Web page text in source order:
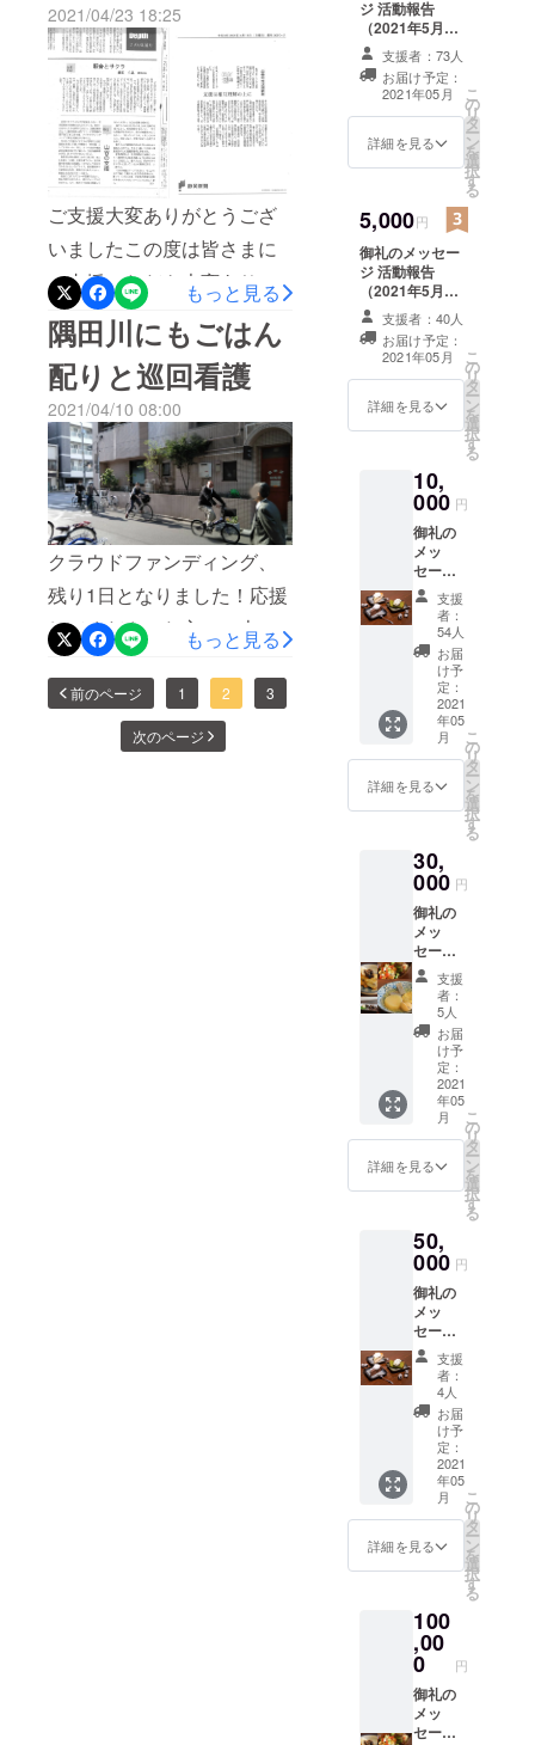
に出来る限り分かりやす
く、と皆さんの表情を確認
しながらお話をしていると
ついつい2時間近く話し続け
てしまいました…笑生活保
護受給はゴールではなく、
地域での自立的生活と健康
維持のためのスタートそし
てそして！こちらがその当
日午前中に作成したスライ
ドです↓現場の色んな人の声
を聴いていると政策提言に
繋げたいと思うばかり…
（その力なし）自己紹介で
も途上国開発支援を目指し
ていたことを申し上げてい
るのですがその分野でよく
言う『魚を与えるのではな
く魚を捕る網を』という視
点が日本の福祉分野に足り
ないことを日々痛感してい
ます。例えるなら、野宿の
緊急支援の段階（魚を与え
2021/04/23 18:25
ご支援大変ありがとうござ
いましたこの度は皆さまに
ご支援いただき大変ありが
とうございました。クラウ
ドファンディング最後の日
にご連絡してからあっとい
う間に日が経ってしまいま
した。御礼のご挨拶が遅く
なってしまって申し訳あり
ません。今後もコロナ禍の
中でも予防に細心の注意を
払いつつ、巡回看護と食事
提供を続けていきます。特
に巡回看護はコツコツと長
い時間をかけて信頼関係を
かけて続けてやっと医療に
繋がる、生活保護に繋が
もっと見る
隅田川にもごはん
配りと巡回看護
2021/04/10 08:00
クラウドファンディング、
残り1日となりました！応援
してくださった方々、本当
にありがとうございます。
報告になかなか時間が割け
ずにいて歯がゆい思いをし
もっと見る
前のページ 1 2 3
次のページ
援の側面で
は居住支
援、就労支
援の他、週
一回の地域
清掃やコロ
ナ禍野宿の
配りのボラ
ンティア活
動を行って
います。
山谷に色ん
な人が訪れ
ること、住
まうこと、
それが地域
なってい
て、そして
その人自身
が生きてい
く力を回復
していく場
所にもなっ
ています。
その特徴を
大きく活か
していくこ
ば、共に地
決を図り、
山谷に住ま
う人がみん
な「山谷」
を誇ること
ができる、
そんな寛容
な地域社会
を築くこと
ができるの
ではない
か、そんな
思いで活動
を続けてい
ジ 活動報告
（2021年5月頃
発送します）
支援者：73人
お届け予定：
2021年05月
詳細を見る
こ
の
リ
タ
ー
ン
を
選
択
す
る
5,000円
御礼のメッセー
ジ 活動報告
（2021年5月頃
発送します） さ
んやカフェコー
ヒー又はカフェ
ラテ券（有効期
限2022年4月）
支援者：40人
お届け予定：
2021年05月
詳細を見る
こ
の
リ
タ
ー
ン
を
選
択
す
る
10,
000 円
御礼の
メッ
セージ
活動報
告
（2021
年5月頃
発送し
ます）
さんや
カフェ
ケーキ
券（有
効期限
2022年
支援
者：
54人
お届
け予
定：
2021
年05
月
詳細を見る
こ
の
リ
タ
ー
ン
を
選
択
す
る
30,
000 円
御礼の
メッ
セージ
活動報
告
（2021
年5月頃
発送し
ます）
さんや
カフェ
のディ
ナーの
おでん
四品又
すめ一
品券
（有効
期限
2022年
4月）
支援
者：
5人
お届
け予
定：
2021
年05
月
詳細を見る
こ
の
リ
タ
ー
ン
を
選
択
す
る
50,
000 円
御礼の
メッ
セージ
活動報
告
（2021
年5月頃
発送し
ます）
さんや
カフェ
のケー
キと
コー
ヒー
効期限
2022年
4月）
山谷ま
ちある
きご招
待（コ
支援
者：
4人
お届
け予
定：
2021
年05
月
詳細を見る
こ
の
リ
タ
ー
ン
を
選
択
す
る
100
,00
0 円
御礼の
メッ
セージ